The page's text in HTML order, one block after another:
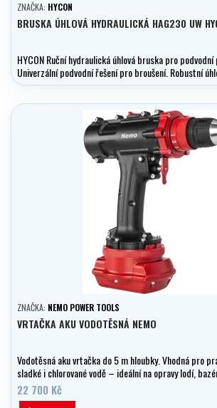
ZNAČKA: HYCON
BRUSKA ÚHLOVÁ HYDRAULICKÁ HAG230 UW
HYCON Ruční hydraulická úhlová bruska pro
Univerzální podvodní řešení pro broušení. Robustní
HYCON je navržena tak, aby zvládla náročné podvodní
ZNAČKA: NEMO POWER TOOLS
VRTAČKA AKU VODOTĚSNÁ NEMO
Vodotěsná aku vrtačka do 5 m hloubky. Vhodná pro
sladké i chlorované vodě – ideální na opravy lodí,
mořském prostředí.
22 700 Kč